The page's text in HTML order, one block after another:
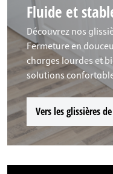
Fluide et
Découvrez nos
Fermeture en
charges lourdes et
solutions
Vers les glissières